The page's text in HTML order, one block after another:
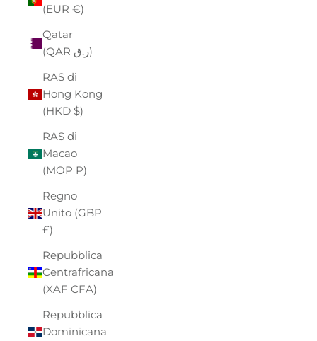
(EUR €)
Qatar
(QAR ر.ق)
RAS di
Hong Kong
(HKD $)
RAS di
Macao
(MOP P)
Regno
Unito (GBP
£)
Repubblica
Centrafricana
(XAF CFA)
Repubblica
Dominicana